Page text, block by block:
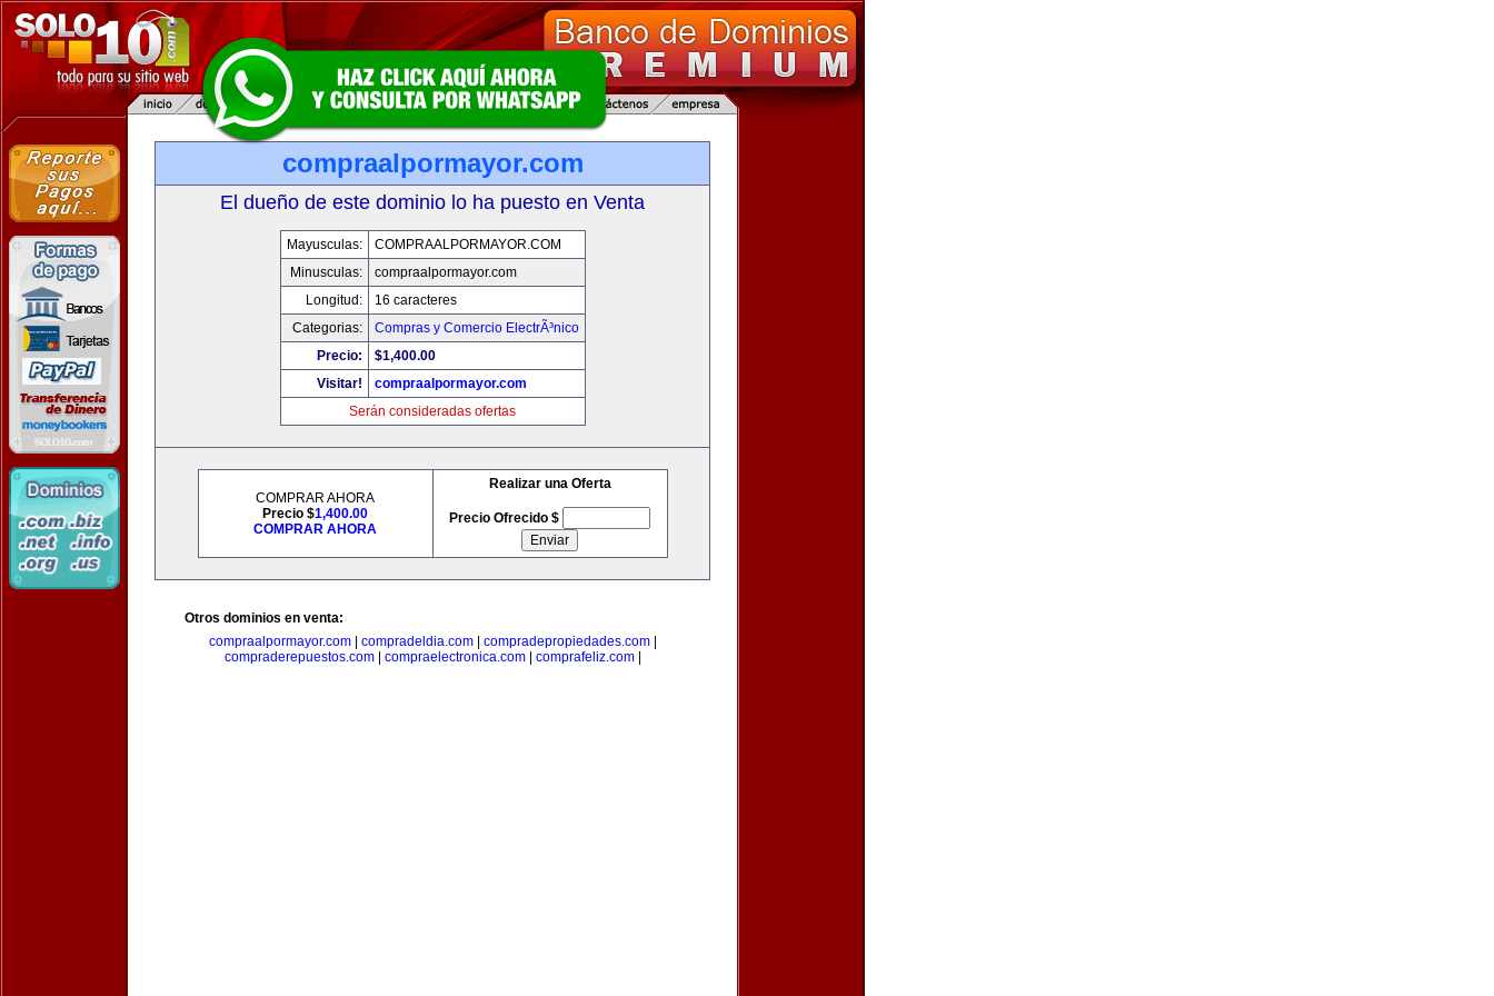
compraalpormayor.com
El dueño de este dominio lo ha puesto en Venta
Mayusculas:
COMPRAALPORMAYOR.COM
Minusculas:
compraalpormayor.com
Longitud:
16 caracteres
Categorias:
Compras y Comercio ElectrÃ³nico
Precio:
$1,400.00
Visitar!
compraalpormayor.com
Serán consideradas ofertas
COMPRAR AHORA
Precio $1,400.00
COMPRAR AHORA
Realizar una Oferta
Precio Ofrecido $
Otros dominios en venta:
compraalpormayor.com| compradeldia.com| compradepropiedades.com|
compraderepuestos.com| compraelectronica.com| comprafeliz.com|